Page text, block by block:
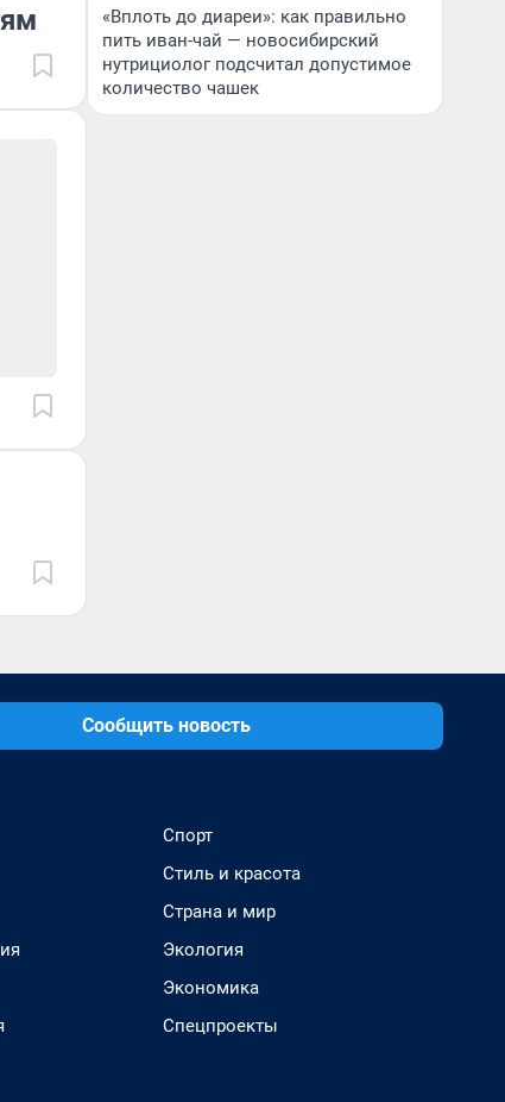
«Вплоть до диареи»: как правильно
пить иван-чай — новосибирский
нутрициолог подсчитал допустимое
количество чашек
Сообщить новость
Спорт
Стиль и красота
Страна и мир
Экология
Экономика
Спецпроекты